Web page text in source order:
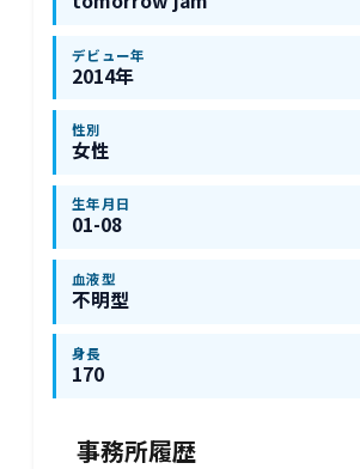
デビュー年
2014年
性別
女性
生年月日
01-08
血液型
不明型
身長
170
事務所履歴